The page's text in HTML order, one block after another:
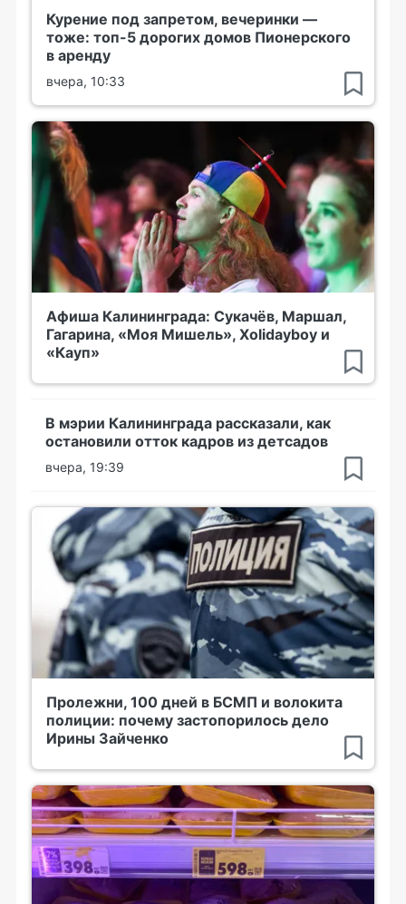
Курение под запретом, вечеринки —
тоже: топ-5 дорогих домов Пионерского
в аренду
вчера, 10:33
Афиша Калининграда: Сукачёв, Маршал,
Гагарина, «Моя Мишель», Xolidayboy и
«Кауп»
В мэрии Калининграда рассказали, как
остановили отток кадров из детсадов
вчера, 19:39
Пролежни, 100 дней в БСМП и волокита
полиции: почему застопорилось дело
Ирины Зайченко